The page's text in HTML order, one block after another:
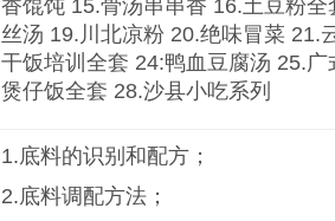
香馄饨 15.骨汤串串香 16.土豆粉
丝汤 19.川北凉粉 20.绝味冒菜 21.
干饭培训全套 24:鸭血豆腐汤 25.
煲仔饭全套 28.沙县小吃系列
1.底料的识别和配方；
2.底料调配方法；